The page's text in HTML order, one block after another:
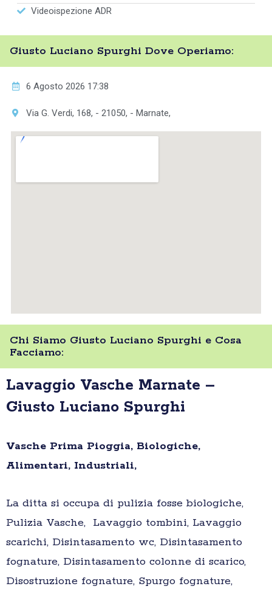
Videoispezione ADR
Giusto Luciano Spurghi Dove Operiamo:
6 Agosto 2026 17:38
Via G. Verdi, 168, - 21050, - Marnate,
Chi Siamo Giusto Luciano Spurghi e Cosa
Facciamo:
Lavaggio Vasche Marnate –
Giusto Luciano Spurghi
Vasche Prima Pioggia, Biologiche,
Alimentari, Industriali,
La ditta si occupa di pulizia fosse biologiche,
Pulizia Vasche, Lavaggio tombini, Lavaggio
scarichi, Disintasamento wc, Disintasamento
fognature, Disintasamento colonne di scarico,
Disostruzione fognature, Spurgo fognature,